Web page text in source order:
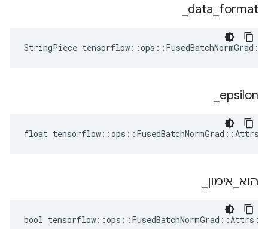
data format
StringPiece
epsilon
float
הוא אימון
bool